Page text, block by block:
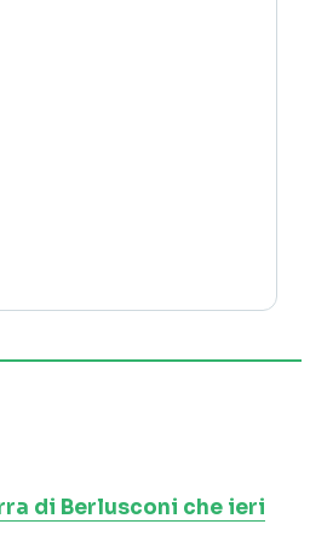
di Berlusconi che ieri